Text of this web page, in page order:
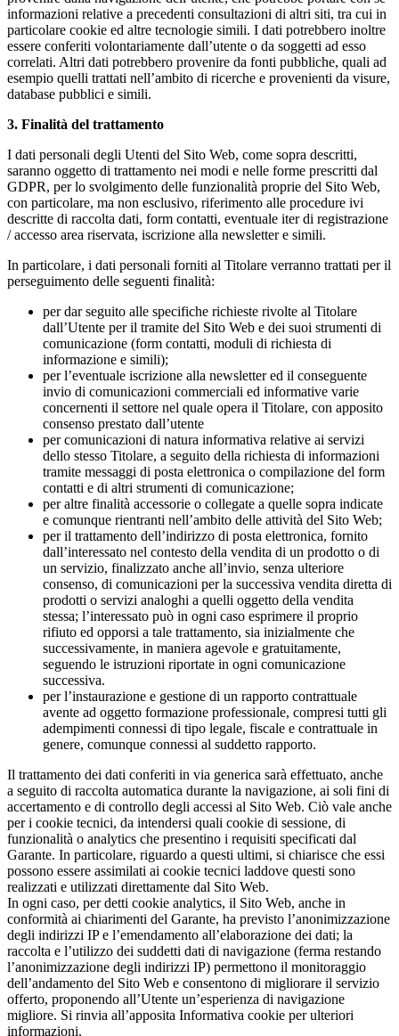
informazioni relative a precedenti consultazioni di altri siti, tra cui in
particolare cookie ed altre tecnologie simili. I dati potrebbero inoltre
essere conferiti volontariamente dall’utente o da soggetti ad esso
correlati. Altri dati potrebbero provenire da fonti pubbliche, quali ad
esempio quelli trattati nell’ambito di ricerche e provenienti da visure,
database pubblici e simili.
3. Finalità del trattamento
I dati personali degli Utenti del Sito Web, come sopra descritti,
saranno oggetto di trattamento nei modi e nelle forme prescritti dal
GDPR, per lo svolgimento delle funzionalità proprie del Sito Web,
con particolare, ma non esclusivo, riferimento alle procedure ivi
descritte di raccolta dati, form contatti, eventuale iter di registrazione
/ accesso area riservata, iscrizione alla newsletter e simili.
In particolare, i dati personali forniti al Titolare verranno trattati per il
perseguimento delle seguenti finalità:
per dar seguito alle specifiche richieste rivolte al Titolare
dall’Utente per il tramite del Sito Web e dei suoi strumenti di
comunicazione (form contatti, moduli di richiesta di
informazione e simili);
per l’eventuale iscrizione alla newsletter ed il conseguente
invio di comunicazioni commerciali ed informative varie
concernenti il settore nel quale opera il Titolare, con apposito
consenso prestato dall’utente
per comunicazioni di natura informativa relative ai servizi
dello stesso Titolare, a seguito della richiesta di informazioni
tramite messaggi di posta elettronica o compilazione del form
contatti e di altri strumenti di comunicazione;
per altre finalità accessorie o collegate a quelle sopra indicate
e comunque rientranti nell’ambito delle attività del Sito Web;
per il trattamento dell’indirizzo di posta elettronica, fornito
dall’interessato nel contesto della vendita di un prodotto o di
un servizio, finalizzato anche all’invio, senza ulteriore
consenso, di comunicazioni per la successiva vendita diretta di
prodotti o servizi analoghi a quelli oggetto della vendita
stessa; l’interessato può in ogni caso esprimere il proprio
rifiuto ed opporsi a tale trattamento, sia inizialmente che
successivamente, in maniera agevole e gratuitamente,
seguendo le istruzioni riportate in ogni comunicazione
successiva.
per l’instaurazione e gestione di un rapporto contrattuale
avente ad oggetto formazione professionale, compresi tutti gli
adempimenti connessi di tipo legale, fiscale e contrattuale in
genere, comunque connessi al suddetto rapporto.
Il trattamento dei dati conferiti in via generica sarà effettuato, anche
a seguito di raccolta automatica durante la navigazione, ai soli fini di
accertamento e di controllo degli accessi al Sito Web. Ciò vale anche
per i cookie tecnici, da intendersi quali cookie di sessione, di
funzionalità o analytics che presentino i requisiti specificati dal
Garante. In particolare, riguardo a questi ultimi, si chiarisce che essi
possono essere assimilati ai cookie tecnici laddove questi sono
realizzati e utilizzati direttamente dal Sito Web.
In ogni caso, per detti cookie analytics, il Sito Web, anche in
conformità ai chiarimenti del Garante, ha previsto l’anonimizzazione
degli indirizzi IP e l’emendamento all’elaborazione dei dati; la
raccolta e l’utilizzo dei suddetti dati di navigazione (ferma restando
l’anonimizzazione degli indirizzi IP) permettono il monitoraggio
dell’andamento del Sito Web e consentono di migliorare il servizio
offerto, proponendo all’Utente un’esperienza di navigazione
migliore. Si rinvia all’apposita Informativa cookie per ulteriori
informazioni.